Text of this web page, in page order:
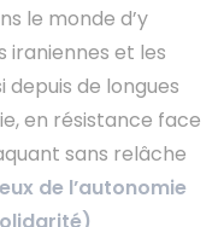
le monde d’y
iraniennes et les
depuis de longues
en résistance face
sans relâche
de l’autonomie